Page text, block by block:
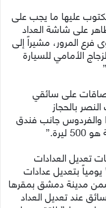
عليها ما يجب على
على شاشة العداد
فرع المرور، مشيراً إلى
الأمامي للسيارة
على سائقي
بالحجاز
والفردوس جانب فندق
تعديل العدادات
يومياً بتعديل عدادات
مدينة دمشق بمقرها
عند تعديل العداد